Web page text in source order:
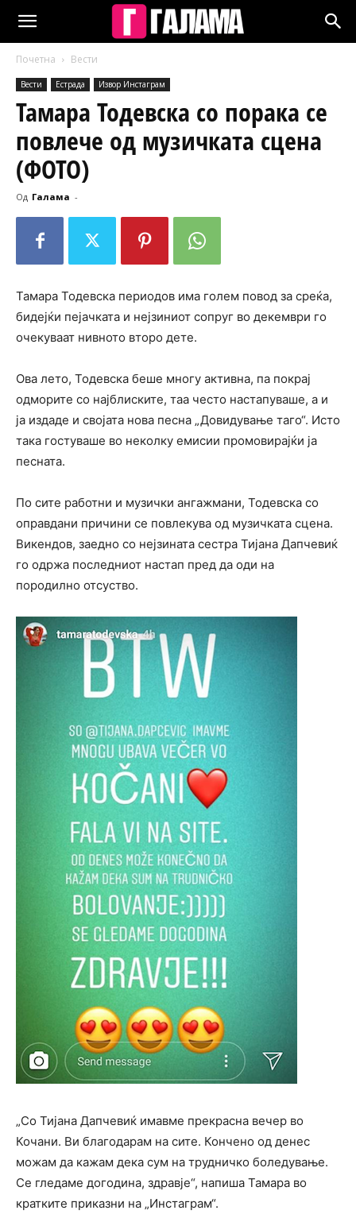
Почетна Вести
Вести Естрада Извор Инстаграм
Тамара Тодевска со порака се
повлече од музичката сцена
(ФОТО)
Од Галама -
Тамара Тодевска периодов има голем повод за среќа,
бидејќи пејачката и нејзиниот сопруг во декември го
очекуваат нивното второ дете.
Ова лето, Тодевска беше многу активна, па покрај
одморите со најблиските, таа често настапуваше, а и
ја издаде и својата нова песна „Довидување таго“. Исто
така гостуваше во неколку емисии промовирајќи ја
песната.
По сите работни и музички ангажмани, Тодевска со
оправдани причини се повлекува од музичката сцена.
Викендов, заедно со нејзината сестра Тијана Дапчевиќ
го одржа последниот настап пред да оди на
породилно отсуство.
„Со Тијана Дапчевиќ имавме прекрасна вечер во
Кочани. Ви благодарам на сите. Кончено од денес
можам да кажам дека сум на трудничко боледување.
Се гледаме догодина, здравје“, напиша Тамара во
кратките приказни на „Инстаграм“.